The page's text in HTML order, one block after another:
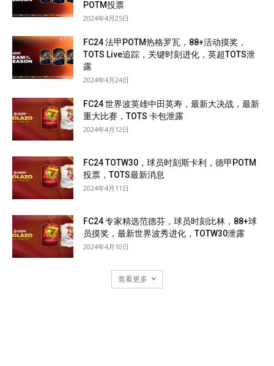
POTM投票
2024年4月25日
FC24 法甲POTM热格罗瓦，88+活动摸奖，
TOTS Live追踪，关键时刻进化，英超TOTS泄
露
2024年4月24日
FC24 世界波英雄中田英寿，最新大决战，最新
重大比赛，TOTS 卡包泄露
2024年4月12日
FC24 TOTW30，球员时刻斯卡利，德甲POTM
投票，TOTS最新消息
2024年4月11日
FC24 专家精选范德芬，球员时刻比林，88+球
员摸奖，最新世界波秀进化，TOTW30泄露
2024年4月10日
查看更多